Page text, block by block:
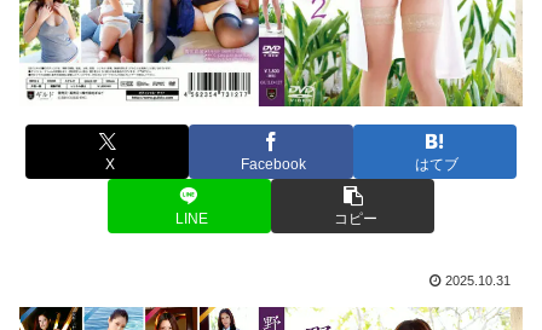
X Facebook はてブ
LINE コピー
2025.10.31